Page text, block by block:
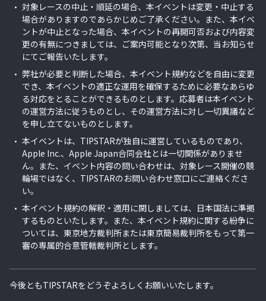
対象レースの中止・順延の場合、本イベントは変更・中止する
場合がありますのであらかじめご了承ください。また、本イベ
ントが中止となった場合、本イベントの再開可否および内容変
更の有無につきましては、ご案内可能となり次第、当お知らせ
にてご報告いたします。
弊社が必要と判断した場合、本イベント規約などを自由に変更
でき、本イベントの適正な運用を確保するために必要なあらゆ
る対応をとることができるものとします。応募者は本イベント
の運営方法に従うものとし、その運営方法に対し一切異議など
を申し立てないものとします。
本イベントは、TIPSTARが独自に運営しているものであり、
Apple Inc.、Apple Japan合同会社とは一切関係がありませ
ん。また、イベント内容の問い合わせは、対象レース開催の競
輪場ではなく、TIPSTARのお問い合わせ窓口にご連絡くださ
い。
本イベント規約の解釈・適用に関しましては、日本国法に準拠
するものといたします。また、本イベント規約に関する紛争に
ついては、東京地方裁判所または東京簡易裁判所をもって第一
審の専属的合意管轄裁判所とします。
今後ともTIPSTARをどうぞよろしくお願いいたします。